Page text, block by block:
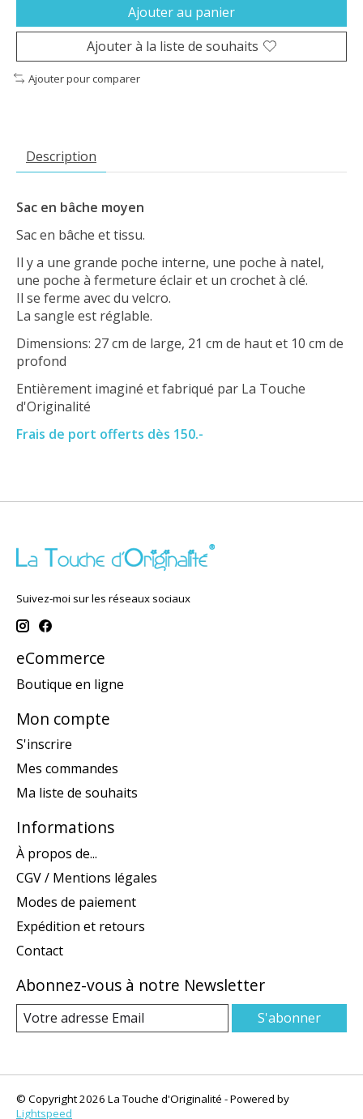
Ajouter au panier
Ajouter à la liste de souhaits
Ajouter pour comparer
Description
Sac en bâche moyen
Sac en bâche et tissu.
Il y a une grande poche interne, une poche à natel,
une poche à fermeture éclair et un crochet à clé.
Il se ferme avec du velcro.
La sangle est réglable.
Dimensions: 27 cm de large, 21 cm de haut et 10 cm de
profond
Entièrement imaginé et fabriqué par La Touche
d'Originalité
Frais de port offerts dès 150.-
Suivez-moi sur les réseaux sociaux
eCommerce
Boutique en ligne
Mon compte
S'inscrire
Mes commandes
Ma liste de souhaits
Informations
À propos de...
CGV / Mentions légales
Modes de paiement
Expédition et retours
Contact
Abonnez-vous à notre Newsletter
S'abonner
© Copyright 2026 La Touche d'Originalité - Powered by
Lightspeed